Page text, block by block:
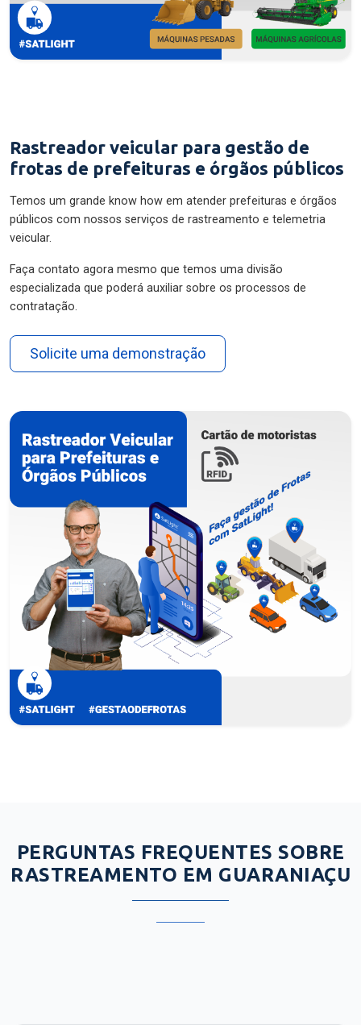
Rastreador veicular para gestão de
frotas de prefeituras e órgãos públicos
Temos um grande know how em atender prefeituras e órgãos
públicos com nossos serviços de rastreamento e telemetria
veicular.
Faça contato agora mesmo que temos uma divisão
especializada que poderá auxiliar sobre os processos de
contratação.
Solicite uma demonstração
PERGUNTAS FREQUENTES SOBRE
RASTREAMENTO EM GUARANIAÇU